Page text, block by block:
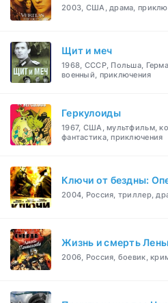
2003, США, драма,
Щит и меч
1968, СССР, Польша,
военный, приключения
Геркулоиды
1967, США, мультфильм,
фантастика, приключения
Ключи от бездны:
2004, Россия, триллер,
Жизнь и смерть
2006, Россия, боевик,